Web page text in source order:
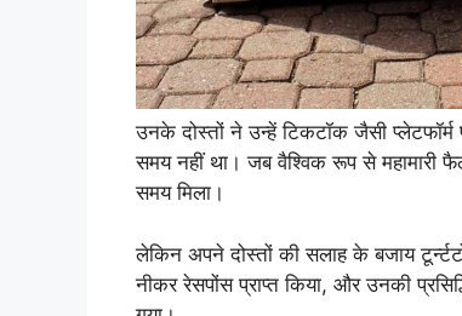
उनके दोस्तों ने उन्हें टिकटॉक जैसी
समय नहीं था। जब वैश्विक रूप से महामारी
समय मिला।
लेकिन अपने दोस्तों की सलाह के बजाय
नीकर रेसपोंस प्राप्त किया, और उनकी